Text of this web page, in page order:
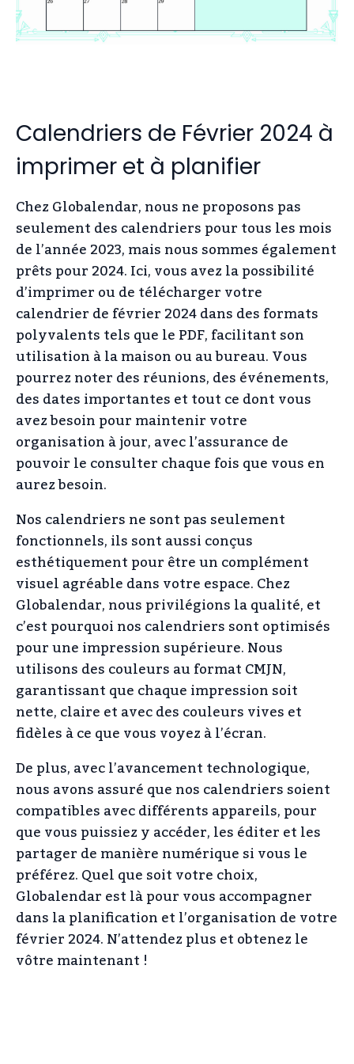
Calendriers de Février 2024 à
imprimer et à planifier
Chez Globalendar, nous ne proposons pas
seulement des calendriers pour tous les mois
de l’année 2023, mais nous sommes également
prêts pour 2024. Ici, vous avez la possibilité
d’imprimer ou de télécharger votre
calendrier de février 2024 dans des formats
polyvalents tels que le PDF, facilitant son
utilisation à la maison ou au bureau. Vous
pourrez noter des réunions, des événements,
des dates importantes et tout ce dont vous
avez besoin pour maintenir votre
organisation à jour, avec l’assurance de
pouvoir le consulter chaque fois que vous en
aurez besoin.
Nos calendriers ne sont pas seulement
fonctionnels, ils sont aussi conçus
esthétiquement pour être un complément
visuel agréable dans votre espace. Chez
Globalendar, nous privilégions la qualité, et
c’est pourquoi nos calendriers sont optimisés
pour une impression supérieure. Nous
utilisons des couleurs au format CMJN,
garantissant que chaque impression soit
nette, claire et avec des couleurs vives et
fidèles à ce que vous voyez à l’écran.
De plus, avec l’avancement technologique,
nous avons assuré que nos calendriers soient
compatibles avec différents appareils, pour
que vous puissiez y accéder, les éditer et les
partager de manière numérique si vous le
préférez. Quel que soit votre choix,
Globalendar est là pour vous accompagner
dans la planification et l’organisation de votre
février 2024. N’attendez plus et obtenez le
vôtre maintenant !